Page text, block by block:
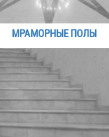
МРАМОРНЫЕ ПОЛЫ